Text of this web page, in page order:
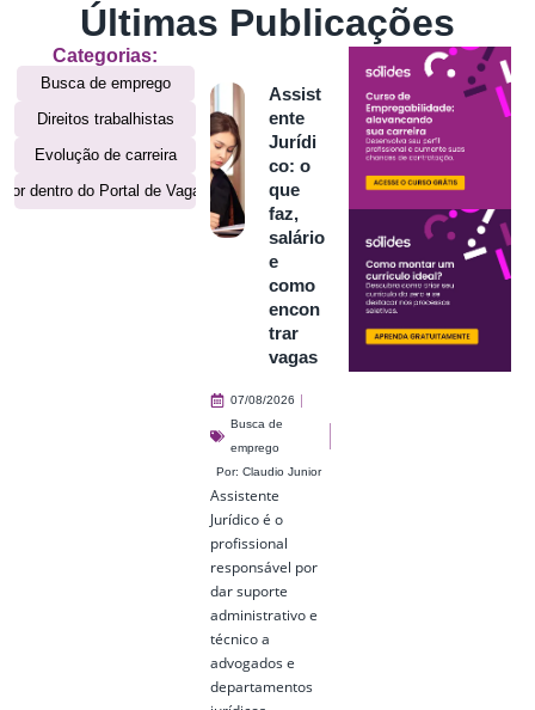
Últimas Publicações
Categorias:
Busca de emprego
Direitos trabalhistas
Evolução de carreira
Por dentro do Portal de Vagas
Assist
ente
Jurídi
co: o
que
faz,
salário
e
como
encon
trar
vagas
07/08/2026
Busca de
emprego
Por: Claudio Junior
Assistente
Jurídico é o
profissional
responsável por
dar suporte
administrativo e
técnico a
advogados e
departamentos